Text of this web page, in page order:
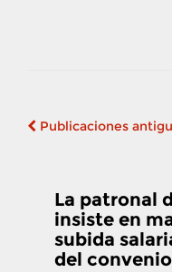
Publicaciones
La patronal
insiste en
subida
del